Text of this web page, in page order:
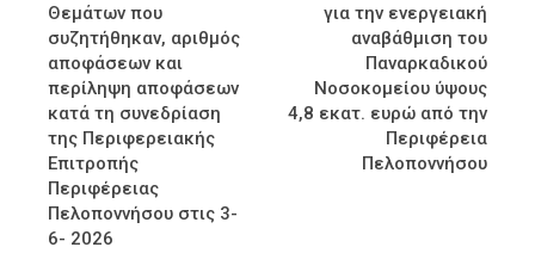
Θεμάτων που
συζητήθηκαν, αριθμός
αποφάσεων και
περίληψη αποφάσεων
κατά τη συνεδρίαση
της Περιφερειακής
Επιτροπής
Περιφέρειας
Πελοποννήσου στις 3-
6- 2026
για την ενεργειακή
αναβάθμιση του
Παναρκαδικού
Νοσοκομείου ύψους
4,8 εκατ. ευρώ από την
Περιφέρεια
Πελοποννήσου